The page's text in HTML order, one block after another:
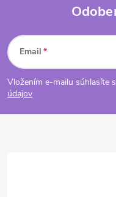
Zápätie
Email
Vložením e-mailu súhlasíte s
údajov